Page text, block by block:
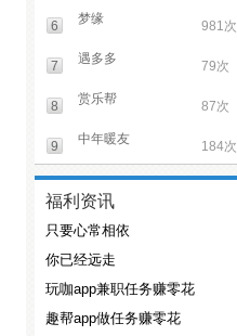
6 梦缘 981次
7 遇多多 79次
8 赏乐帮 87次
9 中年暖友 184次
福利资讯
只要心常相依
你已经远走
玩咖app兼职任务赚零花
趣帮app做任务赚零花